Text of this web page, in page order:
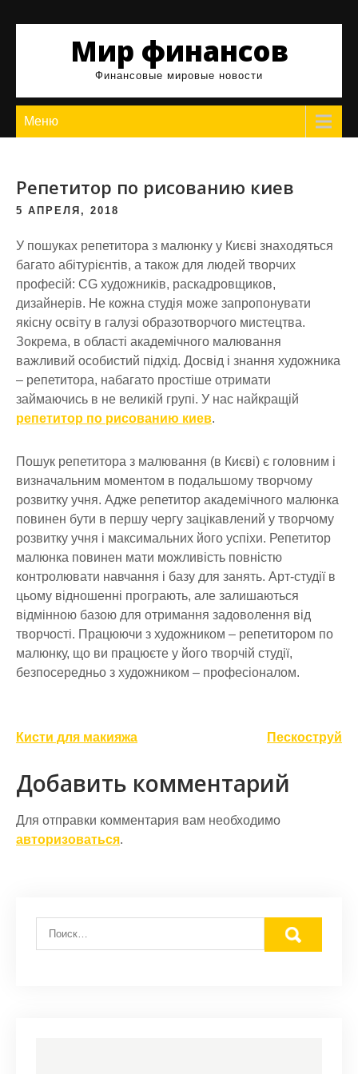
Мир финансов
Финансовые мировые новости
Меню
Репетитор по рисованию киев
5 АПРЕЛЯ, 2018
У пошуках репетитора з малюнку у Києві знаходяться
багато абітурієнтів, а також для людей творчих
професій: CG художників, раскадровщиков,
дизайнерів. Не кожна студія може запропонувати
якісну освіту в галузі образотворчого мистецтва.
Зокрема, в області академічного малювання
важливий особистий підхід. Досвід і знання художника
– репетитора, набагато простіше отримати
займаючись в не великій групі. У нас найкращій
репетитор по рисованию киев.
Пошук репетитора з малювання (в Києві) є головним і
визначальним моментом в подальшому творчому
розвитку учня. Адже репетитор академічного малюнка
повинен бути в першу чергу зацікавлений у творчому
розвитку учня і максимальних його успіхи. Репетитор
малюнка повинен мати можливість повністю
контролювати навчання і базу для занять. Арт-студії в
цьому відношенні програють, але залишаються
відмінною базою для отримання задоволення від
творчості. Працюючи з художником – репетитором по
малюнку, що ви працюєте у його творчій студії,
безпосередньо з художником – професіоналом.
Навигация
записям
Кисти для макияжа Пескоструй
Добавить комментарий
Для отправки комментария вам необходимо
авторизоваться.